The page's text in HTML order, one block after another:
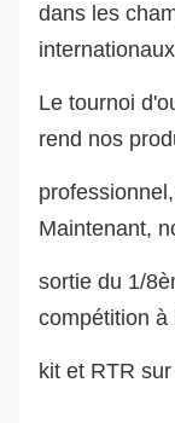
dans les
Le tournoi
rend nos
Maintenant,
sortie du 1/
compétition à
kit et RTR